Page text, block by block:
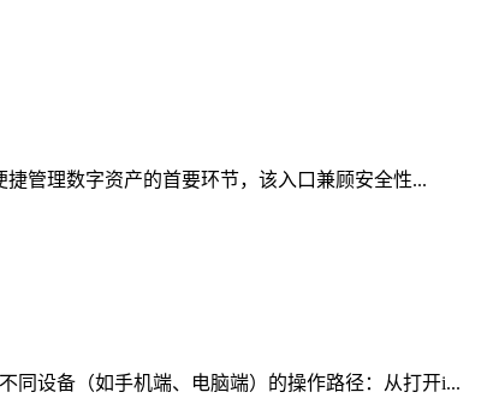
管理数字资产的首要环节，该入口兼顾安全性...
同设备（如手机端、电脑端）的操作路径：从打开i...